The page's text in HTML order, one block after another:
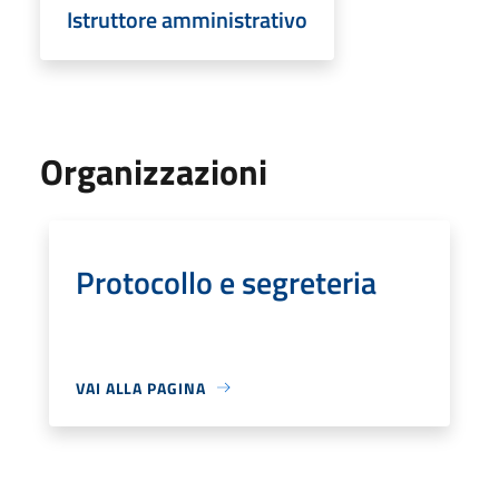
Istruttore amministrativo
Organizzazioni
Protocollo e segreteria
VAI ALLA PAGINA